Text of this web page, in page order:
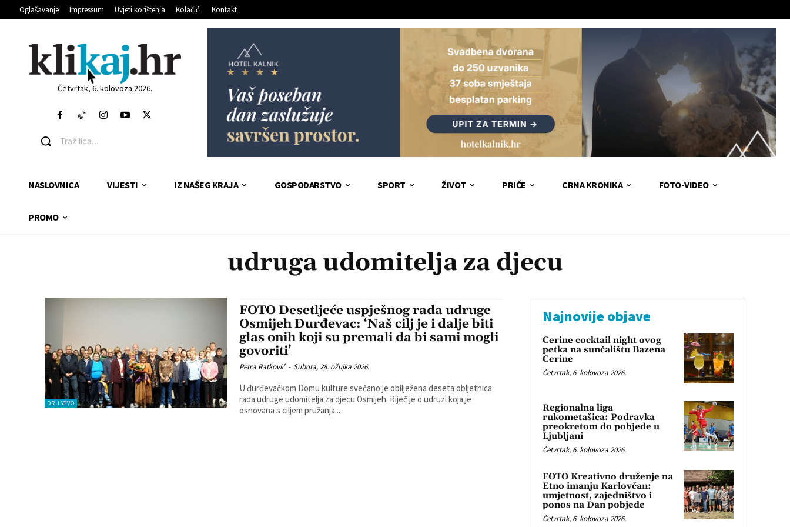
Oglašavanje Impressum Uvjeti korištenja Kolačići Kontakt
Četvrtak, 6. kolovoza 2026.
Tražilica...
NASLOVNICA VIJESTI IZ NAŠEG KRAJA GOSPODARSTVO SPORT ŽIVOT PRIČE CRNA KRONIKA FOTO-VIDEO
PROMO
udruga udomitelja za djecu
DRUŠTVO
FOTO Desetljeće uspješnog rada udruge
Osmijeh Đurđevac: ‘Naš cilj je i dalje biti
glas onih koji su premali da bi sami mogli
govoriti’
Petra Ratković - Subota, 28. ožujka 2026.
U đurđevačkom Domu kulture svečano je obilježena deseta obljetnica
rada udruge udomitelja za djecu Osmijeh. Riječ je o udruzi koja je
osnovana s ciljem pružanja...
Najnovije objave
Cerine cocktail night ovog
petka na sunčalištu Bazena
Cerine
Četvrtak, 6. kolovoza 2026.
Regionalna liga
rukometašica: Podravka
preokretom do pobjede u
Ljubljani
Četvrtak, 6. kolovoza 2026.
FOTO Kreativno druženje na
Etno imanju Karlovčan:
umjetnost, zajedništvo i
ponos na Dan pobjede
Četvrtak, 6. kolovoza 2026.